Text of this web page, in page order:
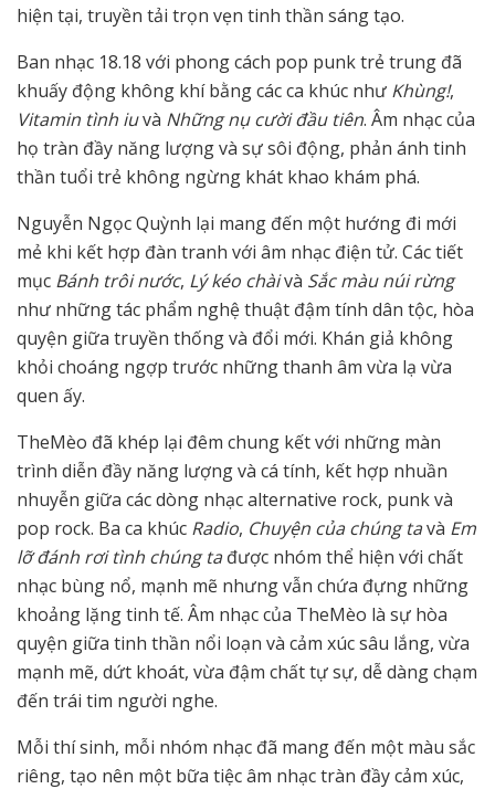
hiện tại, truyền tải trọn vẹn tinh thần sáng tạo.
Ban nhạc 18.18 với phong cách pop punk trẻ trung đã
khuấy động không khí bằng các ca khúc như Khùng!,
Vitamin tình iuvà Những nụ cười đầu tiên. Âm nhạc của
họ tràn đầy năng lượng và sự sôi động, phản ánh tinh
thần tuổi trẻ không ngừng khát khao khám phá.
Nguyễn Ngọc Quỳnh lại mang đến một hướng đi mới
mẻ khi kết hợp đàn tranh với âm nhạc điện tử. Các tiết
mục Bánh trôi nước, Lý kéo chàivà Sắc màu núi rừng
như những tác phẩm nghệ thuật đậm tính dân tộc, hòa
quyện giữa truyền thống và đổi mới. Khán giả không
khỏi choáng ngợp trước những thanh âm vừa lạ vừa
quen ấy.
TheMèo đã khép lại đêm chung kết với những màn
trình diễn đầy năng lượng và cá tính, kết hợp nhuần
nhuyễn giữa các dòng nhạc alternative rock, punk và
pop rock. Ba ca khúc Radio, Chuyện của chúng tavà Em
lỡ đánh rơi tình chúng tađược nhóm thể hiện với chất
nhạc bùng nổ, mạnh mẽ nhưng vẫn chứa đựng những
khoảng lặng tinh tế. Âm nhạc của TheMèo là sự hòa
quyện giữa tinh thần nổi loạn và cảm xúc sâu lắng, vừa
mạnh mẽ, dứt khoát, vừa đậm chất tự sự, dễ dàng chạm
đến trái tim người nghe.
Mỗi thí sinh, mỗi nhóm nhạc đã mang đến một màu sắc
riêng, tạo nên một bữa tiệc âm nhạc tràn đầy cảm xúc,